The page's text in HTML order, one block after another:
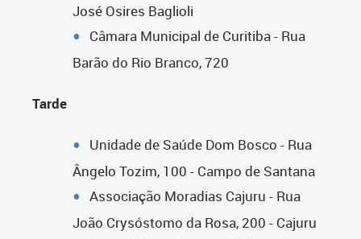
José Osires Baglioli
Câmara Municipal de Curitiba - Rua
Barão do Rio Branco, 720
Tarde
Unidade de Saúde Dom Bosco - Rua
Ângelo Tozim, 100 - Campo de Santana
Associação Moradias Cajuru - Rua
João Crysóstomo da Rosa, 200 - Cajuru